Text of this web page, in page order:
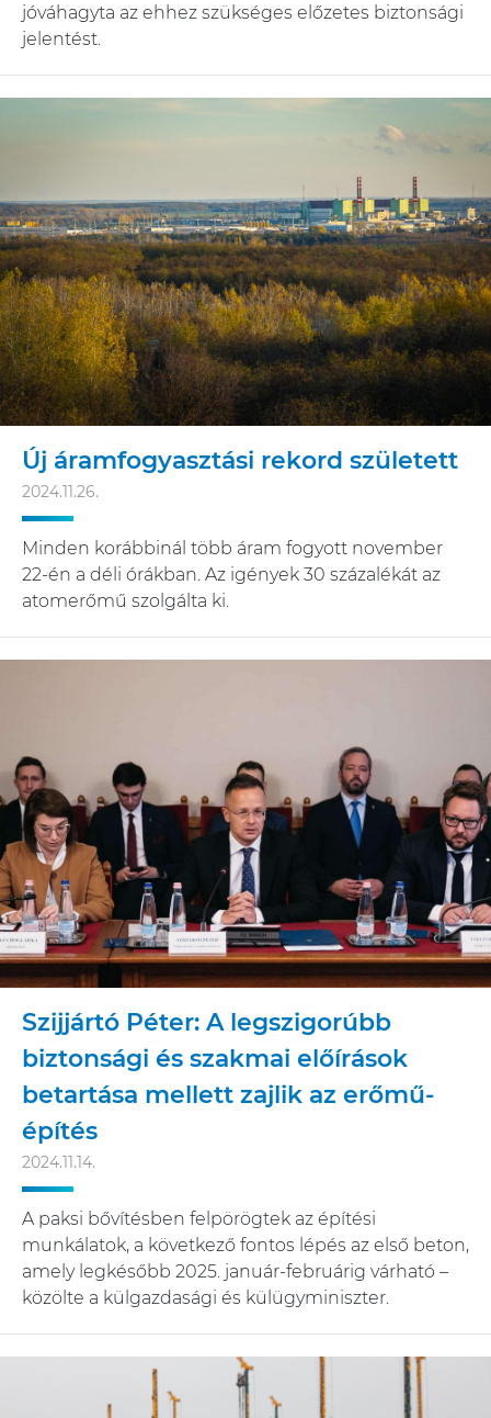
jóváhagyta az ehhez szükséges előzetes biztonsági
jelentést.
Új áramfogyasztási rekord született
2024.11.26.
Minden korábbinál több áram fogyott november
22-én a déli órákban. Az igények 30 százalékát az
atomerőmű szolgálta ki.
Szijjártó Péter: A legszigorúbb
biztonsági és szakmai előírások
betartása mellett zajlik az erőmű-
építés
2024.11.14.
A paksi bővítésben felpörögtek az építési
munkálatok, a következő fontos lépés az első beton,
amely legkésőbb 2025. január-februárig várható –
közölte a külgazdasági és külügyminiszter.